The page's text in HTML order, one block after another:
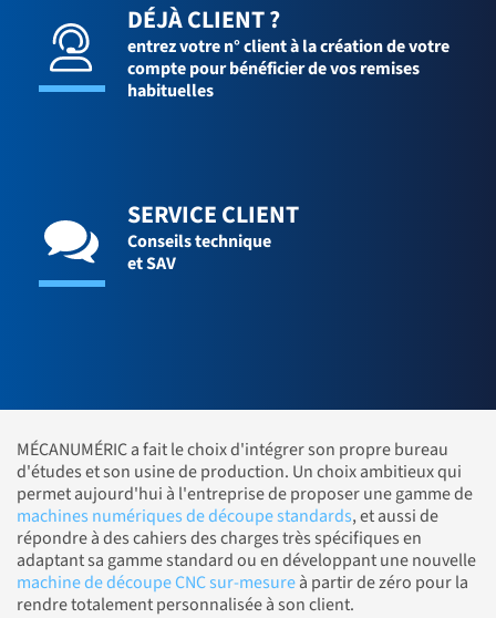
DÉJÀ CLIENT ?
entrez votre n° client à la création de votre
compte pour bénéficier de vos remises
habituelles
SERVICE CLIENT
Conseils technique
et SAV
MÉCANUMÉRIC a fait le choix d'intégrer son propre bureau
d'études et son usine de production. Un choix ambitieux qui
permet aujourd'hui à l'entreprise de proposer une gamme de
machines numériques de découpe standards, et aussi de
répondre à des cahiers des charges très spécifiques en
adaptant sa gamme standard ou en développant une nouvelle
machine de découpe CNC sur-mesureà partir de zéro pour la
rendre totalement personnalisée à son client.